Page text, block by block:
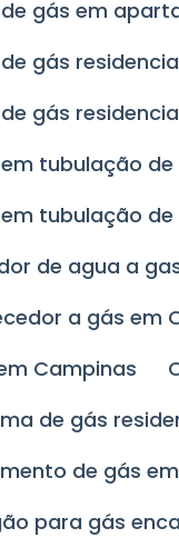
de gás em
gás
gás
em tubulação
em tubulação
de agua a
a gás em
Campinas
de gás
de gás
para gás